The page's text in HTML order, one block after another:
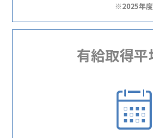
※2025年度
有給取得平